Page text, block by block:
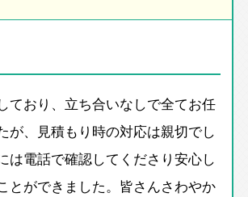
ており、立ち合いなしで全てお任
が、見積もり時の対応は親切でし
は電話で確認してくださり安心し
とができました。皆さんさわやか